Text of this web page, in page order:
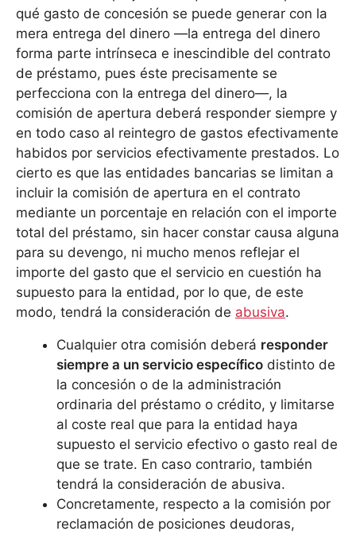
qué gasto de concesión se puede generar con la
mera entrega del dinero —la entrega del dinero
forma parte intrínseca e inescindible del contrato
de préstamo, pues éste precisamente se
perfecciona con la entrega del dinero—, la
comisión de apertura deberá responder siempre y
en todo caso al reintegro de gastos efectivamente
habidos por servicios efectivamente prestados. Lo
cierto es que las entidades bancarias se limitan a
incluir la comisión de apertura en el contrato
mediante un porcentaje en relación con el importe
total del préstamo, sin hacer constar causa alguna
para su devengo, ni mucho menos reflejar el
importe del gasto que el servicio en cuestión ha
supuesto para la entidad, por lo que, de este
modo, tendrá la consideración de abusiva.
Cualquier otra comisión deberá responder
siempre a un servicio específico distinto de
la concesión o de la administración
ordinaria del préstamo o crédito, y limitarse
al coste real que para la entidad haya
supuesto el servicio efectivo o gasto real de
que se trate. En caso contrario, también
tendrá la consideración de abusiva.
Concretamente, respecto a la comisión por
reclamación de posiciones deudoras,